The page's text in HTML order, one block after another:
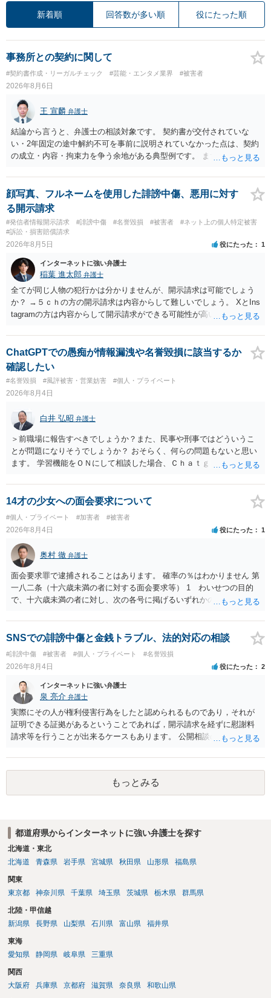
新着順 回答数が多い順 役にたった順
事務所との契約に関して
#契約書作成・リーガルチェック #芸能・エンタメ業界 #被害者
2026年8月6日
王 宣麟 弁護士
結論から言うと、弁護士の相談対象です。 契約書が交付されていな
い・2年固定の途中解約不可を事前に説明されていなかった点は、契約
の成立・内容・拘束力を争う余地がある典型例です。 まずは、運営と
みてはいかがでしょうか。 また同時並行で（もしまだされていないの
であれば）書面で退所意思の明確化はしておくべきだと考えます。
顔写真、フルネームを使用した誹謗中傷、悪用に対す
る開示請求
#発信者情報開示請求 #誹謗中傷 #名誉毀損 #被害者
#ネット上の個人特定被害
#訴訟・損害賠償請求
2026年8月5日 役にたった 1
インターネットに強い弁護士
稲葉 進太郎 弁護士
全てが同じ人物の犯行かは分かりませんが、開示請求は可能でしょう
か？ →５ｃｈの方の開示請求は内容からして難しいでしょう。 XとIns
tagramの方は内容からして開示請求ができる可能性が高いでしょう。
いでしょう。７月中にアカウントが削除されている場合、今から進め
ても失敗する可能性が高いように思われます。 相手を特定できた場
合、相手に全ての弁護士費用を負担させることは可能でしょうか？ →
訴訟外の交渉で相手方が認めれば負担させることができるでしょう。
訴訟で判決となった場合は、実際の弁護士費用が認められる場合と認
められない場合があり何ともいえないところでしょう。
ChatGPTでの愚痴が情報漏洩や名誉毀損に該当するか
確認したい
#名誉毀損 #風評被害・営業妨害 #個人・プライベート
2026年8月4日
白井 弘昭 弁護士
＞前職場に報告すべきでしょうか？また、民事や刑事ではどういうこ
とが問題になりそうでしょうか？ おそらく、何らの問題もないと思い
ます。 学習機能をＯＮにして相談した場合、Ｃｈａｔｇｐｔがｏｐｅ
する可能性がありますが、個人名や会社名を特定していない限り、一
般論として抽象化されて回答に織り込まれる可能性が生じるにすぎま
せんので、その情報自体が、秘密情報に当たるとは思えませんし、名
誉棄損として、個人や会社に対する誹謗中傷の不特定多数への公開に
当たるとも思われません。 もちろん、誰がその内容をｃｈａｔｇｐｔ
に入力したかも第三者にしられることはないので、個人や会社の特定
をせずに書き込んだことで（おそらく特定して書き込んだとして
も）、相談者さんが刑事民事の責任に問われることはないでしょう。
私見ながらご参考まで。
14才の少女への面会要求について
#個人・プライベート #加害者 #被害者
2026年8月4日 役にたった 1
奥村 徹 弁護士
面会要求罪で逮捕されることはあります。 確率の％はわかりません 第
一八二条（十六歳未満の者に対する面会要求等） 1 わいせつの目的
で、十六歳未満の者に対し、次の各号に掲げるいずれかの行為をした
が生まれた日より五年以上前の日に生まれた者に限る。）は、一年以
下の拘禁刑又は五十万円以下の罰金に処する。 一 威迫し、偽計を用
い又は誘惑して面会を要求すること。 二 拒まれたにもかかわらず、
反復して面会を要求すること。 三 金銭その他の利益を供与し、又は
その申込み若しくは約束をして面会を要求すること。 2前項の罪を犯
し、よってわいせつの目的で当該十六歳未満の者と面会をした者は、
二年以下の拘禁刑又は百万円以下の罰金に処する。
SNSでの誹謗中傷と金銭トラブル、法的対応の相談
#誹謗中傷 #被害者 #個人・プライベート #名誉毀損
2026年8月4日 役にたった 2
インターネットに強い弁護士
泉 亮介 弁護士
実際にその人が権利侵害行為をしたと認められるものであり，それが
証明できる証拠があるということであれば，開示請求を経ずに慰謝料
請求等を行うことが出来るケースもあります。 公開相談の場では回答
に個別に相談されると良いでしょう。
もっとみる
都道府県からインターネットに強い弁護士を探す
北海道・東北
北海道
青森県 岩手県 宮城県 秋田県 山形県 福島県
関東
東京都
神奈川県 千葉県 埼玉県 茨城県 栃木県 群馬県
北陸・甲信越
新潟県
長野県 山梨県 石川県 富山県 福井県
東海
愛知県
静岡県 岐阜県 三重県
関西
大阪府
兵庫県 京都府 滋賀県 奈良県 和歌山県